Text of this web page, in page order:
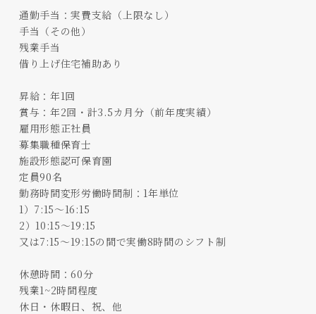
通勤手当：実費支給（上限なし）
手当（その他）
残業手当
借り上げ住宅補助あり
昇給：年1回
賞与：年2回・計3.5カ月分（前年度実績）
雇用形態正社員
募集職種保育士
施設形態認可保育園
定員90名
勤務時間変形労働時間制：1年単位
1）7:15～16:15
2）10:15～19:15
又は7:15～19:15の間で実働8時間のシフト制
休憩時間：60分
残業1~2時間程度
休日・休暇日、祝、他